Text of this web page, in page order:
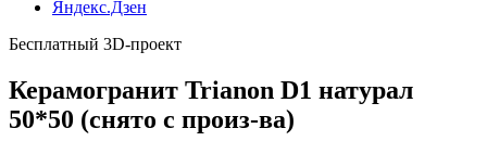
Яндекс.Дзен
Бесплатный 3D-проект
Керамогранит Trianon D1 натурал
50*50 (снято с произ-ва)